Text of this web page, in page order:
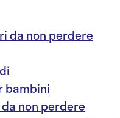
da non perdere
bambini
non perdere